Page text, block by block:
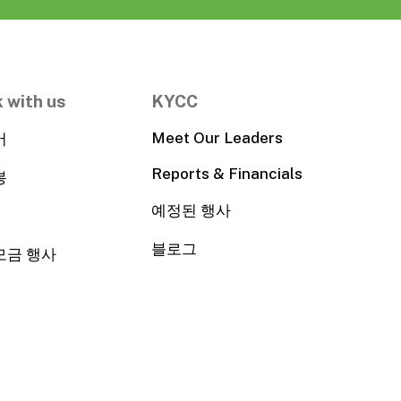
with us
금 행사
KYCC
Meet Our Leaders
Reports & Financials
예정된 행사
블로그